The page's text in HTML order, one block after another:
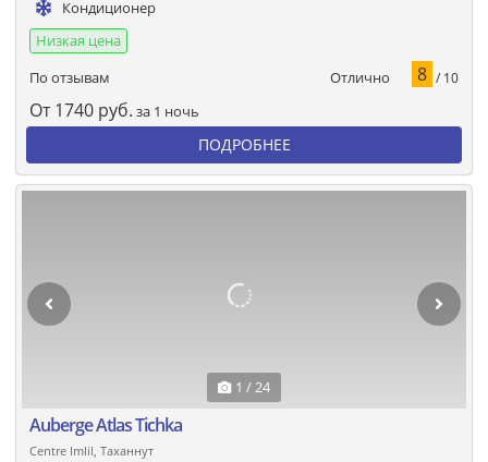
Кондиционер
Низкая цена
По отзывам
Отлично 8 / 10
От 1740 руб. за 1 ночь
ПОДРОБНЕЕ
1 / 24
Auberge Atlas Tichka
Centre Imlil, Таханнут